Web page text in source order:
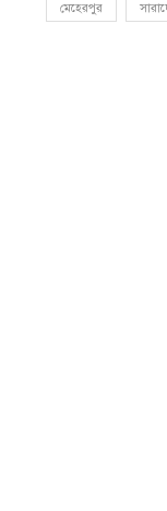
মেহেরপুর